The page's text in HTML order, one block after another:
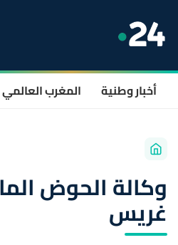
أخبار وطنية المغرب العالمي
وكالة الحوض
غريس